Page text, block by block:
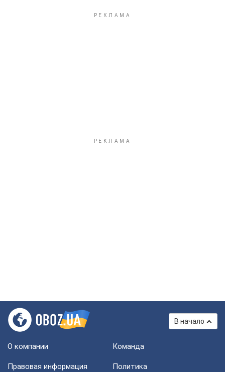
В начало
О компании Команда
Правовая информация
Политика